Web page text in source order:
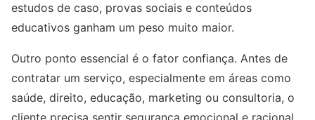
estudos de caso, provas sociais e conteúdos
educativos ganham um peso muito maior.
Outro ponto essencial é o fator confiança. Antes de
contratar um serviço, especialmente em áreas como
saúde, direito, educação, marketing ou consultoria, o